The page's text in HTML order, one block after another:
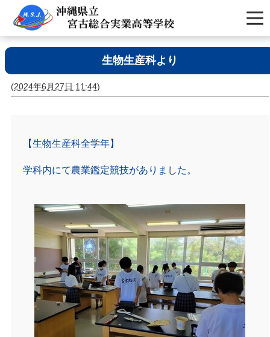
生物生産科より
(2024年6月27日 11:44)
【生物生産科全学年】
学科内にて農業鑑定競技がありました。